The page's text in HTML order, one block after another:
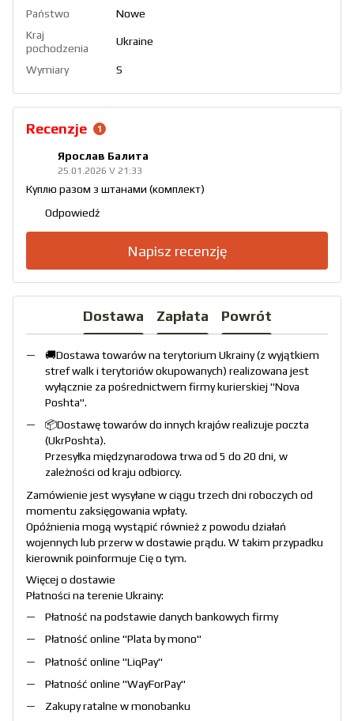
Państwo
Nowe
Kraj
pochodzenia
Ukraine
Wymiary S
Recenzje 1
Ярослав Балита
25.01.2026 V 21:33
Куплю разом з штанами (комплект)
Odpowiedź
Napisz recenzję
Dostawa Zapłata Powrót
🚚Dostawa towarów na terytorium Ukrainy (z wyjątkiem
stref walk i terytoriów okupowanych) realizowana jest
wyłącznie za pośrednictwem firmy kurierskiej "Nova
Poshta".
📦Dostawę towarów do innych krajów realizuje poczta
(UkrPoshta).
Przesyłka międzynarodowa trwa od 5 do 20 dni, w
zależności od kraju odbiorcy.
Zamówienie jest wysyłane w ciągu trzech dni roboczych od
momentu zaksięgowania wpłaty.
Opóźnienia mogą wystąpić również z powodu działań
wojennych lub przerw w dostawie prądu. W takim przypadku
kierownik poinformuje Cię o tym.
Więcej o dostawie
Płatności na terenie Ukrainy:
Płatność na podstawie danych bankowych firmy
Płatność online "Plata by mono"
Płatność online "LiqPay"
Płatność online "WayForPay"
Zakupy ratalne w monobanku